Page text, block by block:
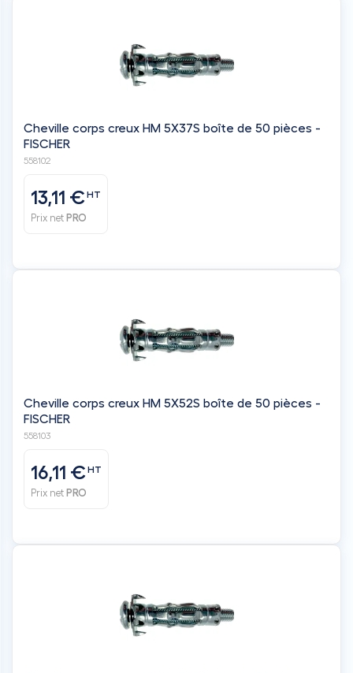
Cheville corps creux HM 5X37S boîte de 50 pièces -
FISCHER
558102
13,11 €HT
Prix net PRO
Cheville corps creux HM 5X52S boîte de 50 pièces -
FISCHER
558103
16,11 €HT
Prix net PRO